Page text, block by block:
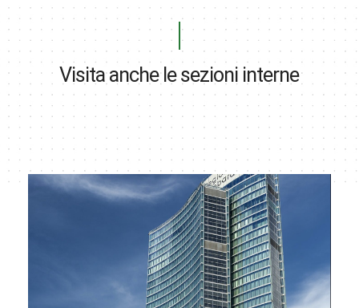
Visita anche le sezioni interne